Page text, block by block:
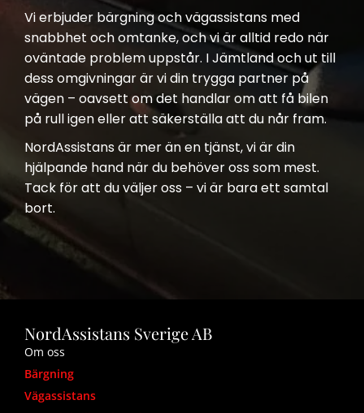
Vi erbjuder bärgning och vägassistans med
snabbhet och omtanke, och vi är alltid redo när
oväntade problem uppstår. I Jämtland och ut till
dess omgivningar är vi din trygga partner på
vägen – oavsett om det handlar om att få bilen
på rull igen eller att säkerställa att du når fram.
NordAssistans är mer än en tjänst, vi är din
hjälpande hand när du behöver oss som mest.
Tack för att du väljer oss – vi är bara ett samtal
bort.
NordAssistans Sverige AB
Om oss
Bärgning
Vägassistans